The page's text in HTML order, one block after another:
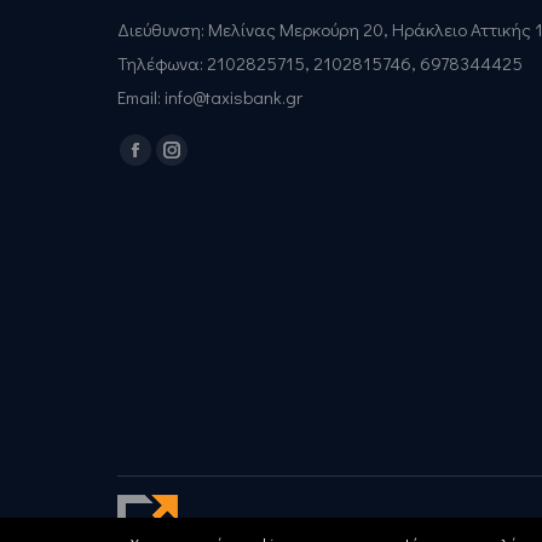
Διεύθυνση: Μελίνας Μερκούρη 20, Ηράκλειο Αττικής
Τηλέφωνα: 2102825715, 2102815746, 6978344425
Email: info@taxisbank.gr
Find us on:
FacebookInstagram
© Copyright 2019, taxisbank.gr | All rights